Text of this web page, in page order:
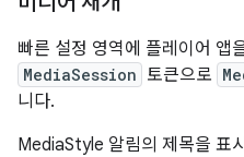
빠른 설정 영역에 플레이어 앱
MediaSession 토큰으로
니다.
MediaStyle 알림의 제목을 표